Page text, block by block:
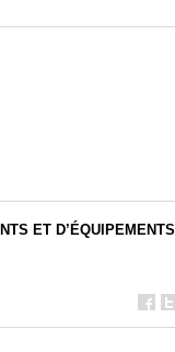
ET D’ÉQUIPEMENTS